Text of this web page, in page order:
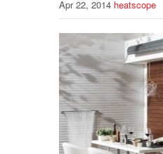
Apr 22, 2014 heatscope